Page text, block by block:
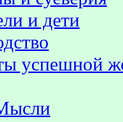
и дети
успешной